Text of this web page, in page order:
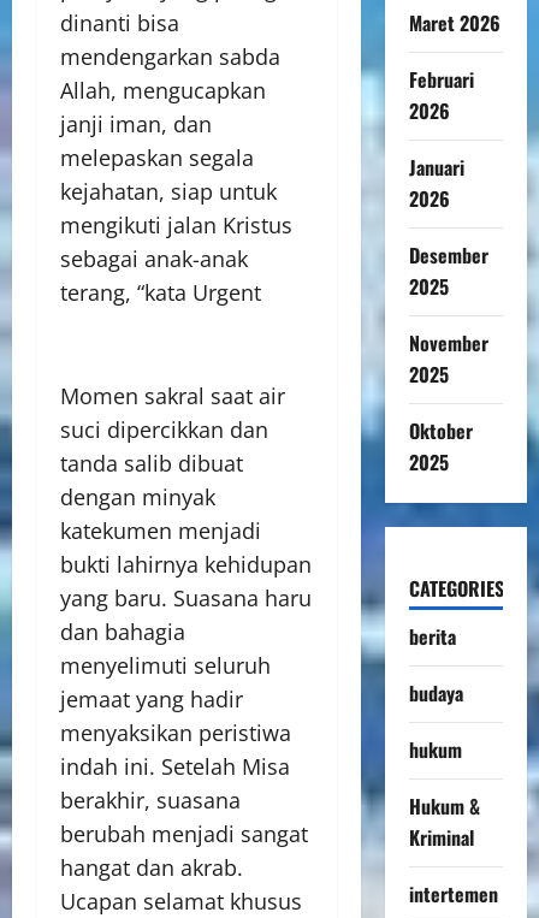
dinanti bisa
mendengarkan sabda
Allah, mengucapkan
janji iman, dan
melepaskan segala
kejahatan, siap untuk
mengikuti jalan Kristus
sebagai anak-anak
terang, “kata Urgent
Momen sakral saat air
suci dipercikkan dan
tanda salib dibuat
dengan minyak
katekumen menjadi
bukti lahirnya kehidupan
yang baru. Suasana haru
dan bahagia
menyelimuti seluruh
jemaat yang hadir
menyaksikan peristiwa
indah ini. Setelah Misa
berakhir, suasana
berubah menjadi sangat
hangat dan akrab.
Ucapan selamat khusus
Maret 2026
Februari
2026
Januari
2026
Desember
2025
November
2025
Oktober
2025
CATEGORIES
berita
budaya
hukum
Hukum &
Kriminal
intertemen